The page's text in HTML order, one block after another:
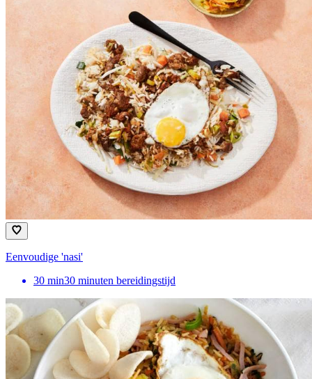
Eenvoudige 'nasi'
30 min30 minuten bereidingstijd